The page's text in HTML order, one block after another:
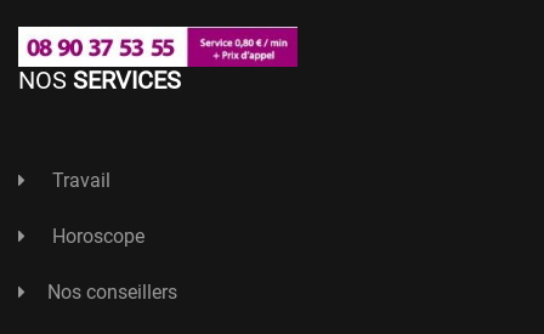
NOS SERVICES
Travail
Horoscope
Nos conseillers